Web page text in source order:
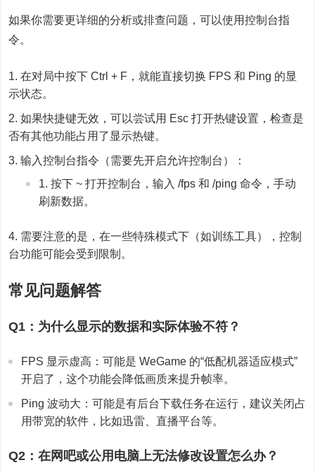
如果你需要更详细的分析或排查问题，可以使用控制台指
令。
在对局中按下 Ctrl + F，就能直接切换 FPS 和 Ping 的显
示状态。
如果快捷键无效，可以尝试用 Esc 打开热键设置，检查是
否有其他功能占用了显示热键。
输入控制台指令（需要先开启允许控制台）：
按下 ~ 打开控制台，输入 /fps 和 /ping 命令，手动
刷新数据。
需要注意的是，在一些特殊模式下（如训练工具），控制
台功能可能会受到限制。
常见问题解答
Q1：为什么显示的数据和实际体验不符？
FPS 显示虚高：可能是 WeGame 的“低配机器适应模式”
开启了，这个功能会降低画质来提升帧率。
Ping 波动大：可能是有后台下载任务在运行，建议关闭占
用带宽的软件，比如迅雷、直播平台等。
Q2：在网吧或公用电脑上无法修改设置怎么办？